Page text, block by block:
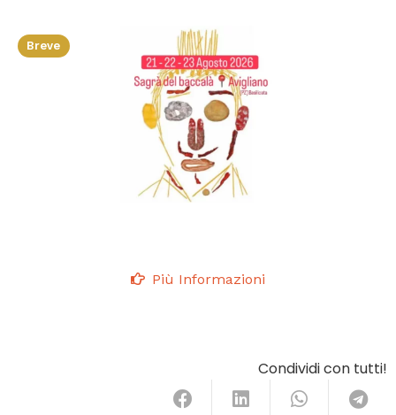
Breve
Più Informazioni
Condividi con tutti!